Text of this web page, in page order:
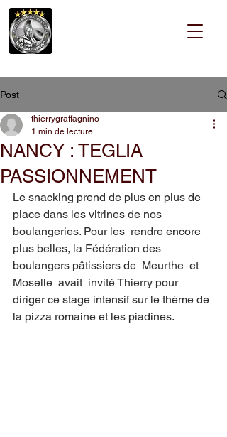
Post
NANCY : TEGLIA
PASSIONNEMENT
thierrygraffagnino
1 min de lecture
Le snacking prend de plus en plus de
place dans les vitrines de nos
boulangeries. Pour les  rendre encore
plus belles, la Fédération des
boulangers pâtissiers de  Meurthe  et
Moselle  avait  invité Thierry pour
diriger ce stage intensif sur le thème de
la pizza romaine et les piadines.